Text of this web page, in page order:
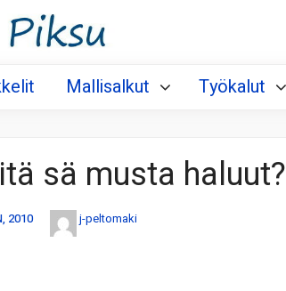
Mallisalkut Työkalut
sä musta haluut?
2010 j-peltomaki